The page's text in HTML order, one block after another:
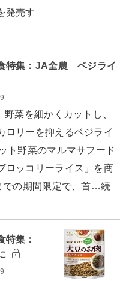
発売す
特集：JA全農 ベジライ
菜を細かくカットし、
ロリーを抑えるベジライ
ト野菜のマルマサフード
ロッコリーライス」を商
での期間限定で、首…続
特集：